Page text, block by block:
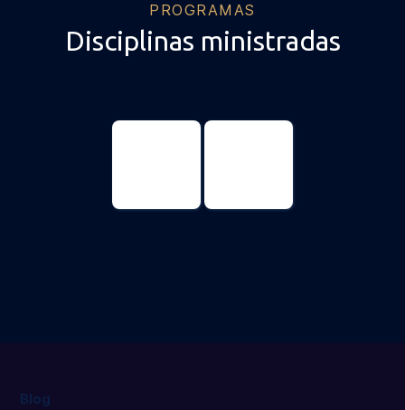
PROGRAMAS
Disciplinas ministradas
Blog